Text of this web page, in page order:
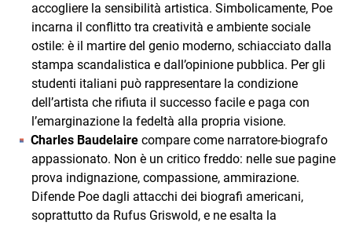
accogliere la sensibilità artistica. Simbolicamente, Poe
incarna il conflitto tra creatività e ambiente sociale
ostile: è il martire del genio moderno, schiacciato dalla
stampa scandalistica e dall’opinione pubblica. Per gli
studenti italiani può rappresentare la condizione
dell’artista che rifiuta il successo facile e paga con
l’emarginazione la fedeltà alla propria visione.
Charles Baudelaire compare come narratore‑biografo
appassionato. Non è un critico freddo: nelle sue pagine
prova indignazione, compassione, ammirazione.
Difende Poe dagli attacchi dei biografi americani,
soprattutto da Rufus Griswold, e ne esalta la